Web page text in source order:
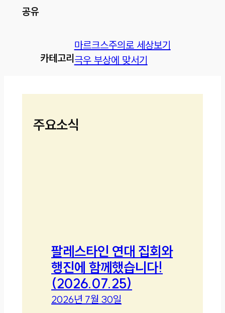
공유
카테고리
마르크스주의로 세상보기
극우 부상에 맞서기
주요소식
팔레스타인 연대 집회와
행진에 함께했습니다!
(2026.07.25)
2026년 7월 30일